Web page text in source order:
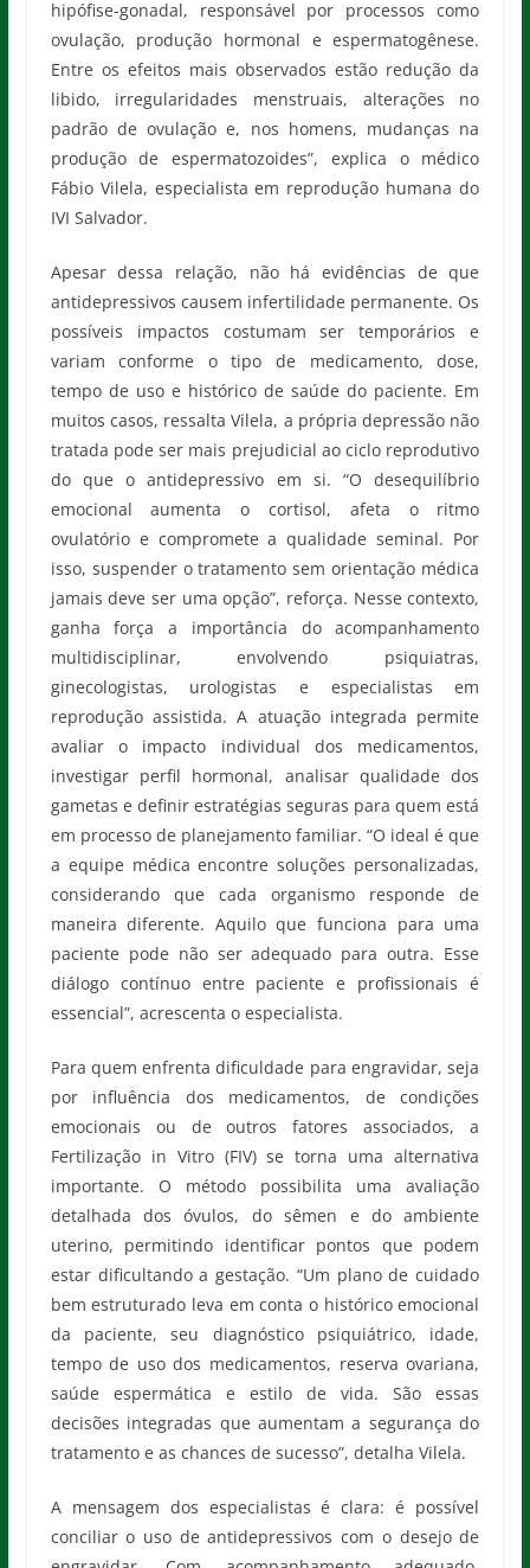
hipófise-gonadal, responsável por processos como
ovulação, produção hormonal e espermatogênese.
Entre os efeitos mais observados estão redução da
libido, irregularidades menstruais, alterações no
padrão de ovulação e, nos homens, mudanças na
produção de espermatozoides”, explica o médico
Fábio Vilela, especialista em reprodução humana do
IVI Salvador.
Apesar dessa relação, não há evidências de que
antidepressivos causem infertilidade permanente. Os
possíveis impactos costumam ser temporários e
variam conforme o tipo de medicamento, dose,
tempo de uso e histórico de saúde do paciente. Em
muitos casos, ressalta Vilela, a própria depressão não
tratada pode ser mais prejudicial ao ciclo reprodutivo
do que o antidepressivo em si. “O desequilíbrio
emocional aumenta o cortisol, afeta o ritmo
ovulatório e compromete a qualidade seminal. Por
isso, suspender o tratamento sem orientação médica
jamais deve ser uma opção”, reforça. Nesse contexto,
ganha força a importância do acompanhamento
multidisciplinar, envolvendo psiquiatras,
ginecologistas, urologistas e especialistas em
reprodução assistida. A atuação integrada permite
avaliar o impacto individual dos medicamentos,
investigar perfil hormonal, analisar qualidade dos
gametas e definir estratégias seguras para quem está
em processo de planejamento familiar. “O ideal é que
a equipe médica encontre soluções personalizadas,
considerando que cada organismo responde de
maneira diferente. Aquilo que funciona para uma
paciente pode não ser adequado para outra. Esse
diálogo contínuo entre paciente e profissionais é
essencial”, acrescenta o especialista.
Para quem enfrenta dificuldade para engravidar, seja
por influência dos medicamentos, de condições
emocionais ou de outros fatores associados, a
Fertilização in Vitro (FIV) se torna uma alternativa
importante. O método possibilita uma avaliação
detalhada dos óvulos, do sêmen e do ambiente
uterino, permitindo identificar pontos que podem
estar dificultando a gestação. “Um plano de cuidado
bem estruturado leva em conta o histórico emocional
da paciente, seu diagnóstico psiquiátrico, idade,
tempo de uso dos medicamentos, reserva ovariana,
saúde espermática e estilo de vida. São essas
decisões integradas que aumentam a segurança do
tratamento e as chances de sucesso”, detalha Vilela.
A mensagem dos especialistas é clara: é possível
conciliar o uso de antidepressivos com o desejo de